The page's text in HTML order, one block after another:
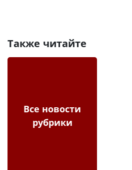
Также читайте
Все новости
рубрики